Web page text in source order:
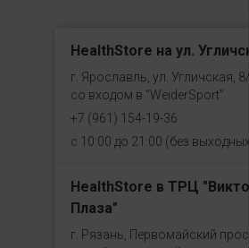
HealthStore на ул.
г. Ярославль, ул. Угличская,
со входом в "WeiderSport"
+7 (961) 154-19-36
с 10:00 до 21:00 (без выходных)
HealthStore в ТРЦ
Плаза"
г. Рязань, Первомайский